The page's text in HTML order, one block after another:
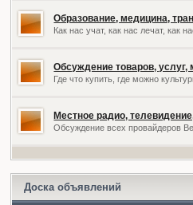
Образование, медицина,
Как нас учат, как нас лечат, как
Обсуждение товаров, услуг,
Где что купить, где можно
Местное радио,
Обсуждение всех провайдеров
Доска объявлений